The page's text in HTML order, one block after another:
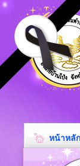
หน้าหลัก